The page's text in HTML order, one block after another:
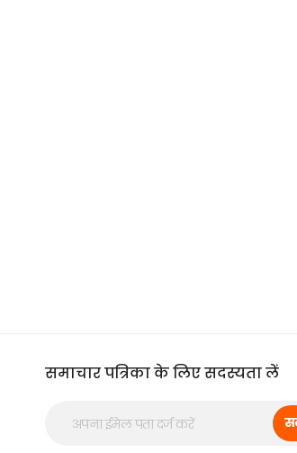
समाचार पत्रिका के लिए सदस्यता लें